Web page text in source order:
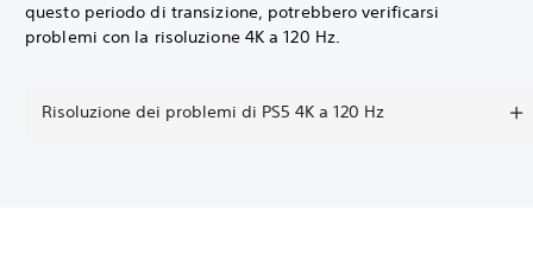
questo periodo di transizione, potrebbero verificarsi
problemi con la risoluzione 4K a 120 Hz.
Risoluzione dei problemi di PS5 4K a 120 Hz